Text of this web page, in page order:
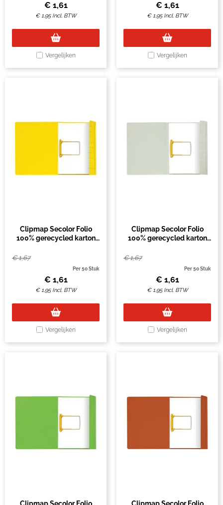
€ 1,61
€1,95 Incl. BTW
Vergelijken
€ 1,61
€1,95 Incl. BTW
Vergelijken
Clipmap Secolor Folio
100% gerecycled karton
€1,67
Per 50 Stuk
€ 1,61
€1,95 Incl. BTW
Vergelijken
Clipmap Secolor Folio
100% gerecycled karton
€1,67
Per 50 Stuk
€ 1,61
€1,95 Incl. BTW
Vergelijken